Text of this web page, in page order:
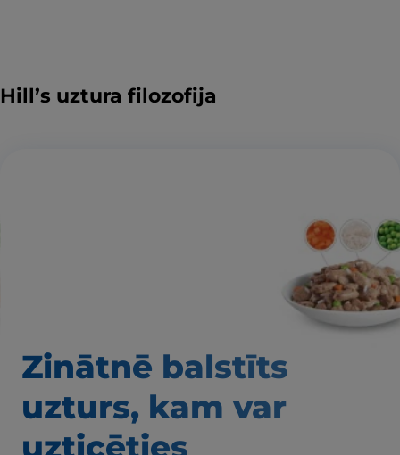
Hill’s uztura filozofija
Zinātnē balstīts
uzturs, kam var
uzticēties